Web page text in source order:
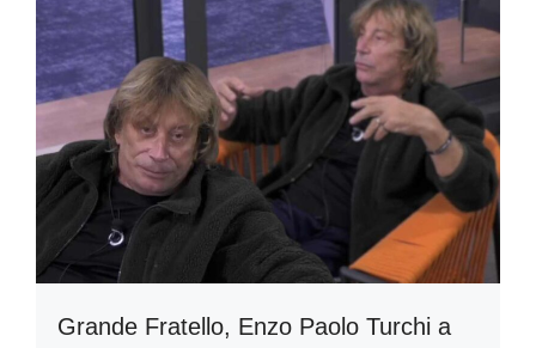
Grande Fratello, Enzo Paolo Turchi a